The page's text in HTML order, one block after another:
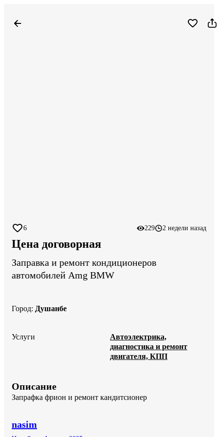
6 229 2 недели назад
Цена договорная
Заправка и ремонт кондиционеров
автомобилей Amg BMW
Город: Душанбе
Услуги
Автоэлектрика,
диагностика и ремонт
двигателя, КПП
Описание
Запрафка фрион и ремонт кандитсионер
nasim